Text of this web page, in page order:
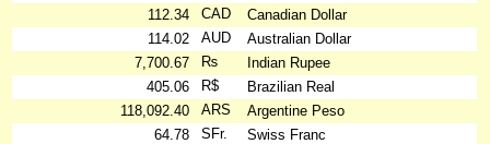
112.34
CAD
Canadian Dollar
114.02
AUD
Australian Dollar
7,700.67
₨
Indian Rupee
405.06
R$
Brazilian Real
118,092.40
ARS
Argentine Peso
64.78
SFr.
Swiss Franc